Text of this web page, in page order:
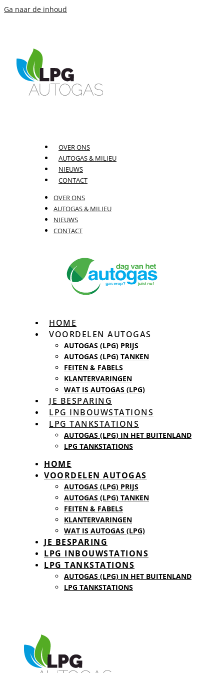
Ga naar de inhoud
OVER ONS
AUTOGAS & MILIEU
NIEUWS
CONTACT
OVER ONS
AUTOGAS & MILIEU
NIEUWS
CONTACT
HOME
VOORDELEN AUTOGAS
AUTOGAS (LPG) PRIJS
AUTOGAS (LPG) TANKEN
FEITEN & FABELS
KLANTERVARINGEN
WAT IS AUTOGAS (LPG)
JE BESPARING
LPG INBOUWSTATIONS
LPG TANKSTATIONS
AUTOGAS (LPG) IN HET BUITENLAND
LPG TANKSTATIONS
HOME
VOORDELEN AUTOGAS
AUTOGAS (LPG) PRIJS
AUTOGAS (LPG) TANKEN
FEITEN & FABELS
KLANTERVARINGEN
WAT IS AUTOGAS (LPG)
JE BESPARING
LPG INBOUWSTATIONS
LPG TANKSTATIONS
AUTOGAS (LPG) IN HET BUITENLAND
LPG TANKSTATIONS